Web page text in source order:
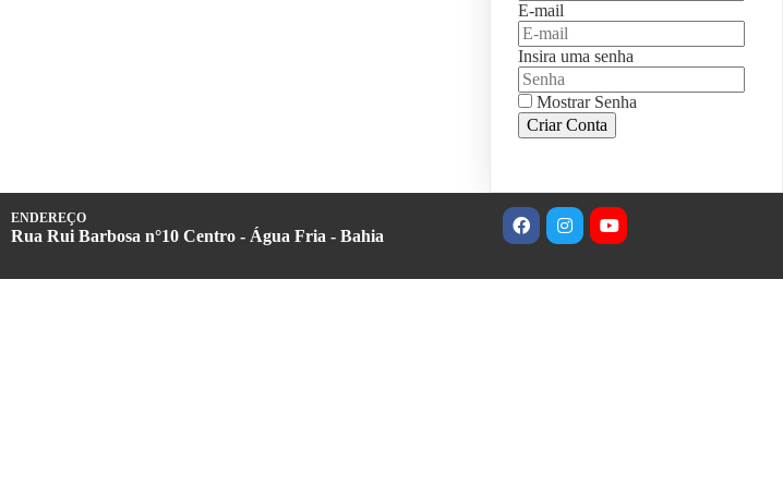
E-mail
Insira uma senha
Mostrar Senha
Criar Conta
ENDEREÇO
Rua Rui Barbosa n°10 Centro - Água Fria - Bahia